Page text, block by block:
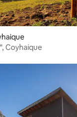
Coyhaique